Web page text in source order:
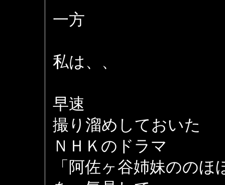
一方
私は、、
早速
撮り溜めしておいた
ＮＨＫのドラマ
「阿佐ヶ谷姉妹のの